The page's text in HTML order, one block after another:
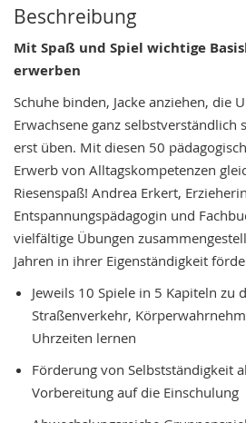
Beschreibung
Mit Spaß und Spiel wichtige
erwerben
Schuhe binden, Jacke anziehen, die
Erwachsene ganz selbstverständlich
erst üben. Mit diesen 50
Erwerb von Alltagskompetenzen
Riesenspaß! Andrea Erkert,
Entspannungspädagogin und
vielfältige Übungen
Jahren in ihrer Eigenständigkeit
Jeweils 10 Spiele in 5 Kapiteln zu
Straßenverkehr,
Uhrzeiten lernen
Förderung von Selbstständigkeit
Vorbereitung auf die Einschulung